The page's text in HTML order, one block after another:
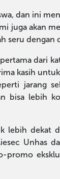
dan ini
juga akan
seru dengan
dari
kasih
jarang
bisa lebih
lebih dekat
Unhas
promo